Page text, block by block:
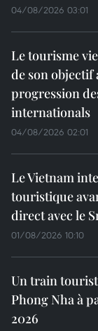
04/08/2026 03:01
Le tourisme
de son objectif
progression
internationals
04/08/2026 02:01
Le Vietnam
touristique
direct avec le
01/08/2026 10:10
Un train
Phong Nha à
2026